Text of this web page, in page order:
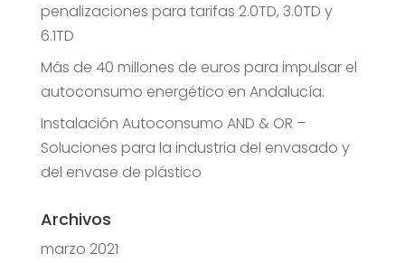
penalizaciones para tarifas 2.0TD, 3.0TD y
6.1TD
Más de 40 millones de euros para impulsar el
autoconsumo energético en Andalucía.
Instalación Autoconsumo AND & OR –
Soluciones para la industria del envasado y
del envase de plástico
Archivos
marzo 2021